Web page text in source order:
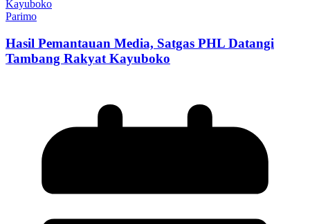
Parimo
Hasil Pemantauan Media, Satgas PHL Datangi
Tambang Rakyat Kayuboko